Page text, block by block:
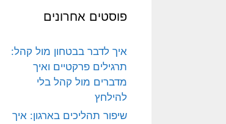
פוסטים אחרונים
איך לדבר בבטחון מול קהל:
תרגילים פרקטיים ואיך
מדברים מול קהל בלי
להילחץ
שיפור תהליכים בארגון: איך